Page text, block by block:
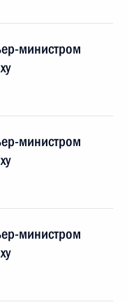
министром
министром
министром